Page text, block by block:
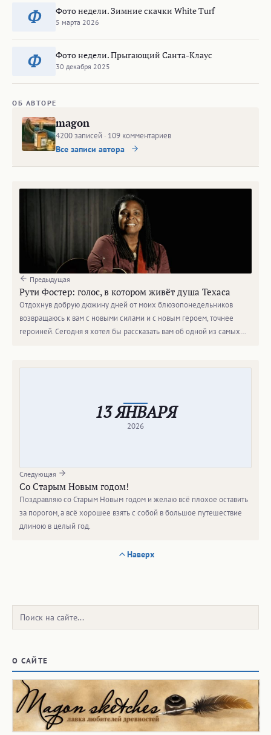
Ф Фото недели. Зимние скачки White Turf
5 марта 2026
Ф Фото недели. Прыгающий Санта-Клаус
30 декабря 2025
ОБ АВТОРЕ
magon
4200 записей · 109 комментариев
Все записи автора
Предыдущая
Рути Фостер: голос, в котором живёт душа Техаса
Отдохнув добрую дюжину дней от моих блюзопонедельников
возвращаюсь к вам с новыми силами и с новым героем, точнее
героиней. Сегодня я хотел бы рассказать вам об одной из самых…
13 ЯНВАРЯ
2026
Следующая
Со Старым Новым годом!
Поздравляю со Старым Новым годом и желаю всё плохое оставить
за порогом, а всё хорошее взять с собой в большое путешествие
длиною в целый год.
Наверх
Поиск:
О САЙТЕ